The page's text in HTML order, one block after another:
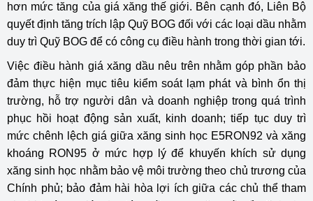
hơn mức tăng của giá xăng thế giới. Bên cạnh đó, Liên Bộ
quyết định tăng trích lập Quỹ BOG đối với các loại dầu nhằm
duy trì Quỹ BOG để có công cụ điều hành trong thời gian tới.
Việc điều hành giá xăng dầu nêu trên nhằm góp phần bảo
đảm thực hiện mục tiêu kiểm soát lạm phát và bình ổn thị
trường, hỗ trợ người dân và doanh nghiệp trong quá trình
phục hồi hoạt động sản xuất, kinh doanh; tiếp tục duy trì
mức chênh lệch giá giữa xăng sinh học E5RON92 và xăng
khoáng RON95 ở mức hợp lý để khuyến khích sử dụng
xăng sinh học nhằm bảo vệ môi trường theo chủ trương của
Chính phủ; bảo đảm hài hòa lợi ích giữa các chủ thể tham